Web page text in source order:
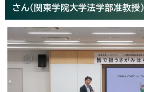
さん（関東学院大学法学部准教授）